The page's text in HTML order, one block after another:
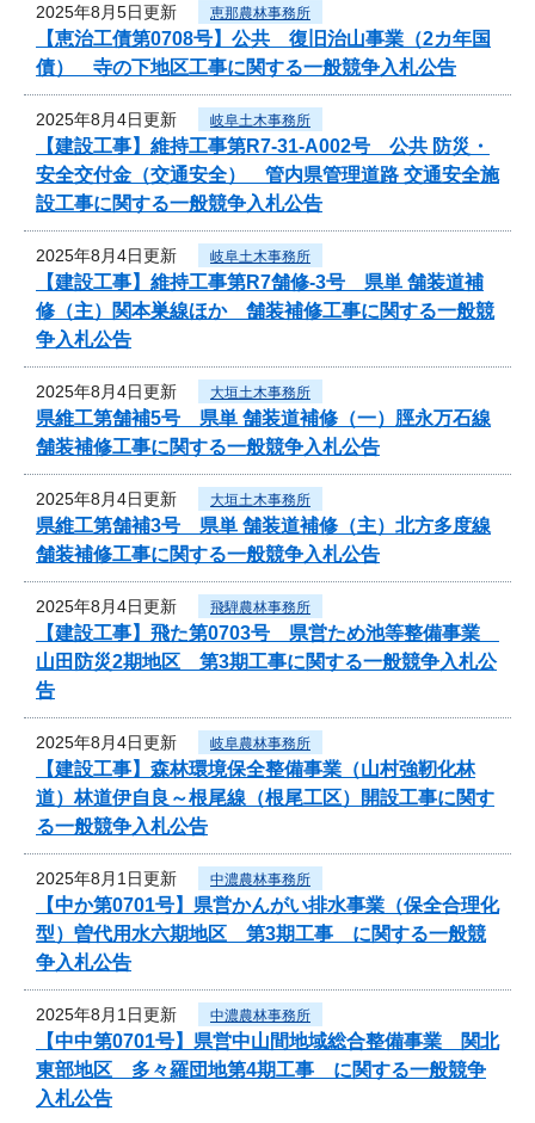
2025年8月5日更新 恵那農林事務所
【恵治工債第0708号】公共 復旧治山事業（2カ年国
債） 寺の下地区工事に関する一般競争入札公告
2025年8月4日更新 岐阜土木事務所
【建設工事】維持工事第R7-31-A002号 公共 防災・
安全交付金（交通安全） 管内県管理道路 交通安全施
設工事に関する一般競争入札公告
2025年8月4日更新 岐阜土木事務所
【建設工事】維持工事第R7舗修-3号 県単 舗装道補
修（主）関本巣線ほか 舗装補修工事に関する一般競
争入札公告
2025年8月4日更新 大垣土木事務所
県維工第舗補5号 県単 舗装道補修（一）脛永万石線
舗装補修工事に関する一般競争入札公告
2025年8月4日更新 大垣土木事務所
県維工第舗補3号 県単 舗装道補修（主）北方多度線
舗装補修工事に関する一般競争入札公告
2025年8月4日更新 飛騨農林事務所
【建設工事】飛た第0703号 県営ため池等整備事業
山田防災2期地区 第3期工事に関する一般競争入札公
告
2025年8月4日更新 岐阜農林事務所
【建設工事】森林環境保全整備事業（山村強靭化林
道）林道伊自良～根尾線（根尾工区）開設工事に関す
る一般競争入札公告
2025年8月1日更新 中濃農林事務所
【中か第0701号】県営かんがい排水事業（保全合理化
型）曽代用水六期地区 第3期工事 に関する一般競
争入札公告
2025年8月1日更新 中濃農林事務所
【中中第0701号】県営中山間地域総合整備事業 関北
東部地区 多々羅団地第4期工事 に関する一般競争
入札公告